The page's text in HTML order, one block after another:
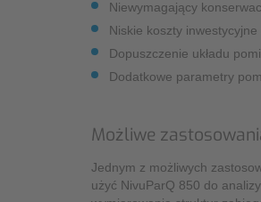
Niewymagający
Niskie koszty
Dopuszczenie układu
Dodatkowe parametry
Możliwe
Jednym z możliwych
użyć NivuParQ 850 do